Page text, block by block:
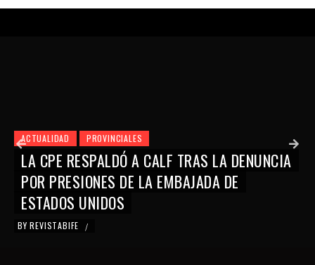
ACTUALIDAD PROVINCIALES
LA CPE RESPALDÓ A CALF TRAS LA DENUNCIA
POR PRESIONES DE LA EMBAJADA DE
ESTADOS UNIDOS
BY REVISTABIFE